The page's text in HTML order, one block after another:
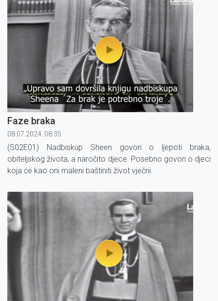
Faze braka
08.07.2024. 08:35
(S02E01) Nadbiskup Sheen govori o ljepoti braka,
obiteljskog života, a naročito djece. Posebno govori o djeci
koja će kao oni maleni baštiniti život vječni.